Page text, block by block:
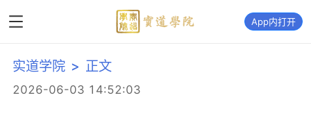
App内打开
实道学院 > 正文
2026-06-03 14:52:03